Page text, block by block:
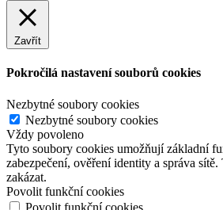
Zavřít
Pokročilá nastavení souborů cookies
Nezbytné soubory cookies
Nezbytné soubory cookies
Vždy povoleno
Tyto soubory cookies umožňují základní
zabezpečení, ověření identity a správa
zakázat.
Povolit funkční cookies
Povolit funkční cookies